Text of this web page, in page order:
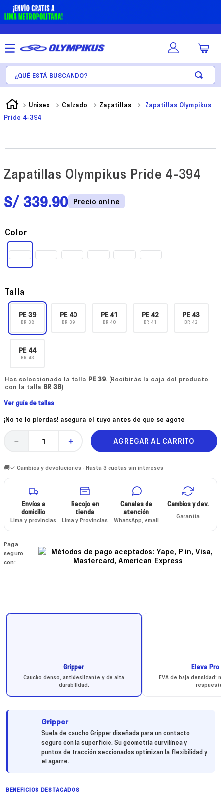
¿Qué está buscando?
Unisex Calzado Zapatillas
Zapatillas Olympikus
Pride 4-394
Zapatillas Olympikus Pride 4-394
S/ 339.90
Talla
PE39
BR 38
PE 40
BR 39
PE 41
BR 40
PE 42
BR 41
PE 43
BR 42
PE 44
BR 43
Has seleccionado la talla PE 39. (Recibirás la caja del producto
con la talla BR 38)
Color
Ver guía de tallas
¡No te lo pierdas! asegura el tuyo antes de que se agote
＋
－ AGREGAR AL CARRITO
🚚✓ Cambios y devoluciones · Hasta 3 cuotas sin intereses
Envíos a
domicilio
Lima y provincias
Recojo en
tienda
Lima y Provincias
Canales de
atención
WhatsApp, email
Cambios y dev.
Garantía
Paga
seguro
con:
Gripper
Caucho denso, antideslizante y de alta
durabilidad.
Eleva Pro
EVA de baja densidad:
Gripper
Suela de caucho Gripper diseñada para un contacto
seguro con la superficie. Su geometría curvilínea y
puntos de tracción seccionados optimizan la flexibilidad y
el agarre.
BENEFICIOS DESTACADOS